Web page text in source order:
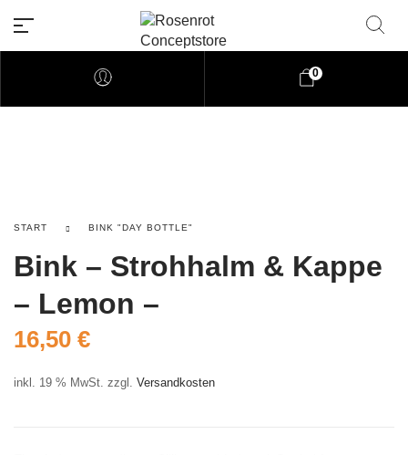
0
START BINK "DAY BOTTLE"
Bink – Strohhalm & Kappe
– Lemon –
16,50 €
inkl. 19 % MwSt. zzgl. Versandkosten